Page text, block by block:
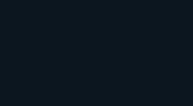
574, 7° Ger.. dat de voorheen
heeft gehandhaafd, laat
bevoegdheid werd
betreft de bevoorrading
aangemerkt als een vordering